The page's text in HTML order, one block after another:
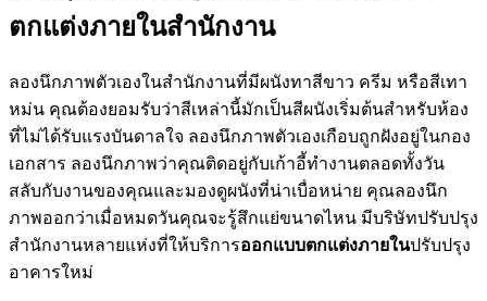
ตกแต่งภายในสำนักงาน
ลองนึกภาพตัวเองในสำนักงานที่มีผนังทาสีขาว ครีม หรือสีเทา
หม่น คุณต้องยอมรับว่าสีเหล่านี้มักเป็นสีผนังเริ่มต้นสำหรับห้อง
ที่ไม่ได้รับแรงบันดาลใจ ลองนึกภาพตัวเองเกือบถูกฝังอยู่ในกอง
เอกสาร ลองนึกภาพว่าคุณติดอยู่กับเก้าอี้ทำงานตลอดทั้งวัน
สลับกับงานของคุณและมองดูผนังที่น่าเบื่อหน่าย คุณลองนึก
ภาพออกว่าเมื่อหมดวันคุณจะรู้สึกแย่ขนาดไหน มีบริษัทปรับปรุง
สำนักงานหลายแห่งที่ให้บริการออกแบบตกแต่งภายในปรับปรุง
อาคารใหม่